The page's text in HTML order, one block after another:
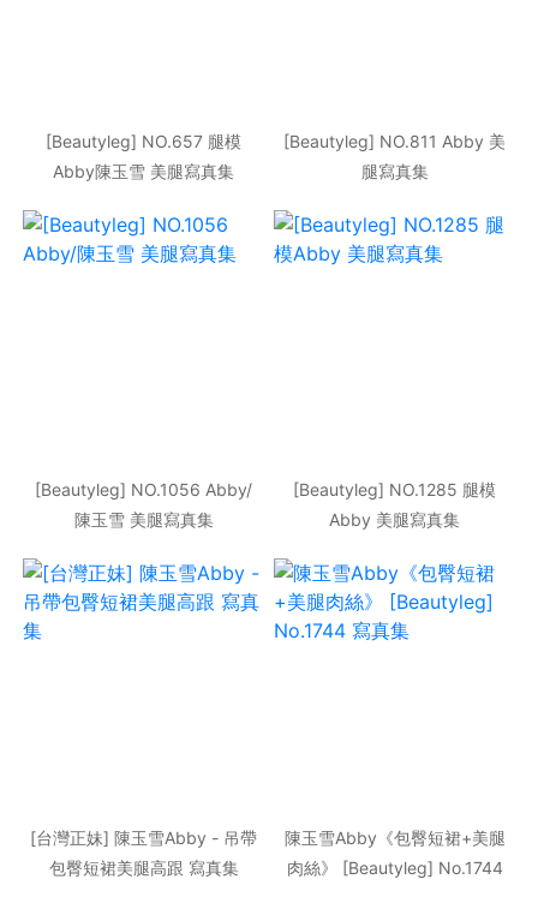
[Beautyleg] NO.657 腿模
Abby陳玉雪 美腿寫真集
[Beautyleg] NO.811 Abby 美
腿寫真集
[Beautyleg] NO.1056 Abby/
陳玉雪 美腿寫真集
[Beautyleg] NO.1285 腿模
Abby 美腿寫真集
[台灣正妹] 陳玉雪Abby - 吊帶
包臀短裙美腿高跟 寫真集
陳玉雪Abby《包臀短裙+美腿
肉絲》 [Beautyleg] No.1744